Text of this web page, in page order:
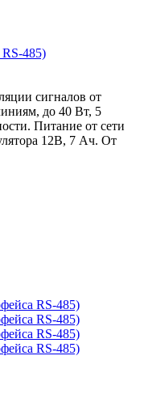
485)
сигналов от
до 40 Вт, 5
Питание от сети
12В, 7 Ач. От